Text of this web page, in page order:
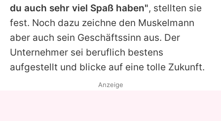
du auch sehr viel Spaß haben", stellten sie
fest. Noch dazu zeichne den Muskelmann
aber auch sein Geschäftssinn aus. Der
Unternehmer sei beruflich bestens
aufgestellt und blicke auf eine tolle Zukunft.
Anzeige